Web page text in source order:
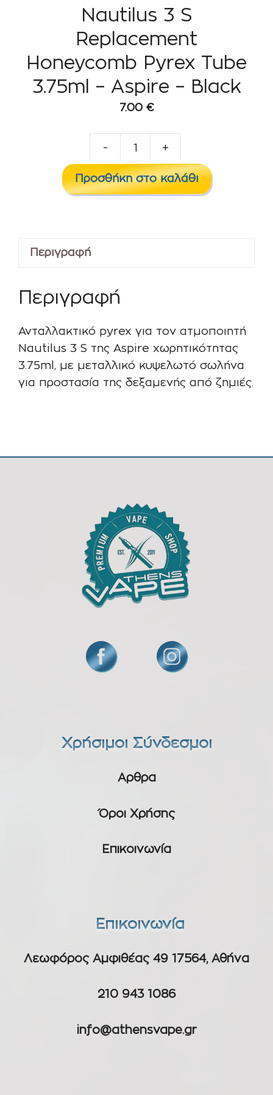
Nautilus 3 S
Replacement
Honeycomb Pyrex Tube
3.75ml – Aspire – Black
7.00 €
-
3
-
Black
ποσότητα
+
Προσθήκη στο καλάθι
Περιγραφή
Περιγραφή
Ανταλλακτικό pyrex για τον ατμοποιητή
Nautilus 3 S της Aspire χωρητικότητας
3.75ml, με μεταλλικό κυψελωτό σωλήνα
για προστασία της δεξαμενής από ζημιές.
Χρήσιμοι Σύνδεσμοι
Αρθρα
Όροι Χρήσης
Επικοινωνία
Επικοινωνία
Λεωφόρος Αμφιθέας 49 17564, Αθήνα
210 943 1086
info@athensvape.gr